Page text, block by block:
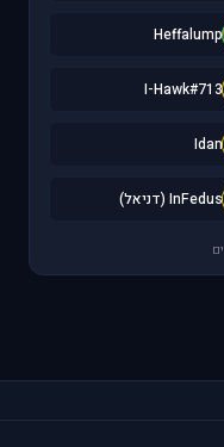
Heffalump
I-Hawk#713
Idan
InFedus (דניאל)